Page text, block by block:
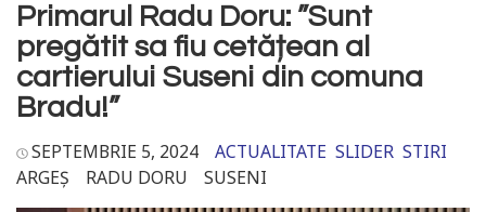
Primarul Radu Doru: ”Sunt
pregătit sa fiu cetățean al
cartierului Suseni din comuna
Bradu!”
SEPTEMBRIE 5, 2024 ACTUALITATE SLIDER STIRI
ARGEȘ
RADU DORU SUSENI